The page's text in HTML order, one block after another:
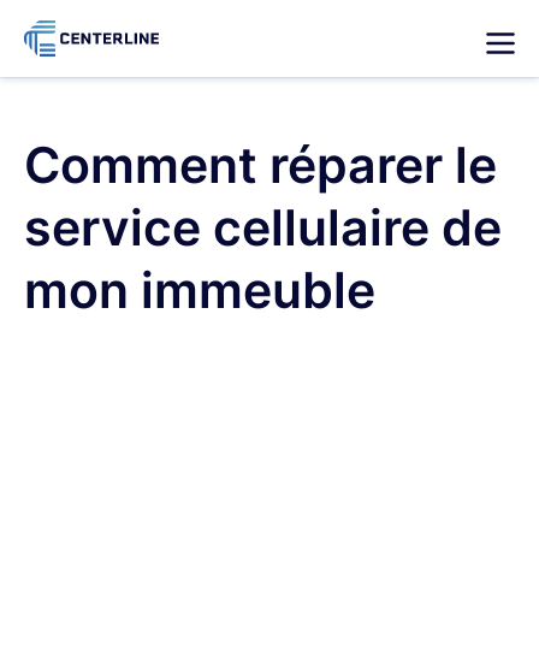
Comment réparer le
service cellulaire de
mon immeuble